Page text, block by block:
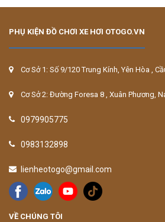
PHỤ KIỆN ĐỒ CHƠI XE HƠI OTOGO.VN
Cơ Sở 1: Số 9/120 Trung Kính, Yên Hòa ,
Cơ Sở 2: Đường Foresa 8 , Xuân Phương,
0979905775
0983132898
lienheotogo@gmail.com
VỀ CHÚNG TÔI